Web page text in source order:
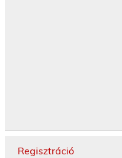
Regisztráció